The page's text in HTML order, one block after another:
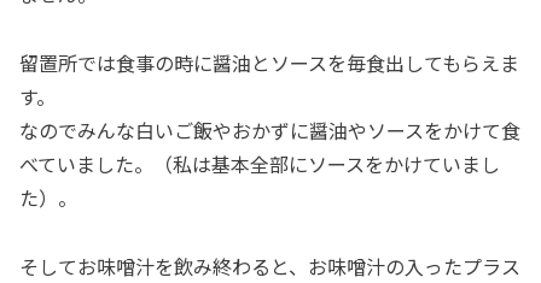
留置所では食事の時に醤油とソースを毎食出してもらえま
す。
なのでみんな白いご飯やおかずに醤油やソースをかけて食
べていました。（私は基本全部にソースをかけていまし
た）。
そしてお味噌汁を飲み終わると、お味噌汁の入ったプラス